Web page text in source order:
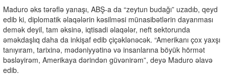
Maduro əks tərəflə yanaşı, ABŞ-a da “zeytun budağı” uzadıb, qeyd
edib ki, diplomatik əlaqələrin kəsilməsi münasibətlərin dayanması
demək deyil, tam əksinə, iqtisadi əlaqələr, neft sektorunda
əməkdaşlıq daha da inkişaf edib çiçəklənəcək. “Amerikanı çox yaxşı
tanıyıram, tarixinə, mədəniyyətinə və insanlarına böyük hörmət
bəsləyirəm, Amerikaya dərindən güvənirəm”, deyə Maduro əlavə
edib.